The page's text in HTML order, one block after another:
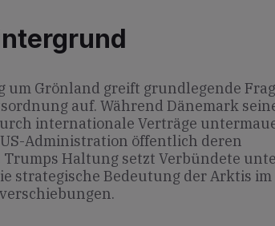
um Grönland greift grundlegende
auf. Während Dänemark
internationale Verträge
Administration öffentlich deren
Haltung setzt Verbündete
strategische Bedeutung der Arktis im